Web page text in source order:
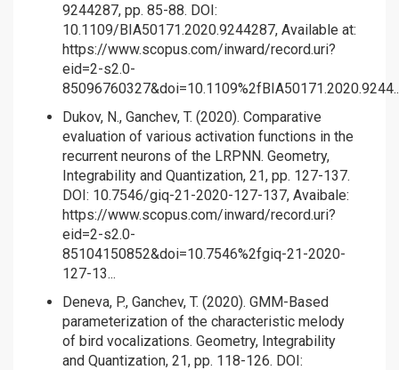
9244287, pp. 85-88. DOI:
10.1109/BIA50171.2020.9244287, Available at:
https://www.scopus.com/inward/record.uri?
eid=2-s2.0-
Dukov, N., Ganchev, T. (2020). Comparative
evaluation of various activation functions in the
recurrent neurons of the LRPNN. Geometry,
Integrability and Quantization, 21, pp. 127-137.
DOI: 10.7546/giq-21-2020-127-137, Avaibale:
https://www.scopus.com/inward/record.uri?
eid=2-s2.0-
85104150852&doi=10.7546%2fgiq-21-2020-
127-13...
Deneva, P., Ganchev, T. (2020). GMM-Based
parameterization of the characteristic melody
of bird vocalizations. Geometry, Integrability
and Quantization, 21, pp. 118-126. DOI: